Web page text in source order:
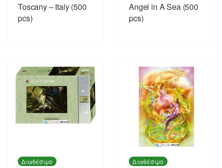
Toscany – Italy (500
pcs)
Angel in A Sea (500
pcs)
Διαθέσιμο Διαθέσιμο